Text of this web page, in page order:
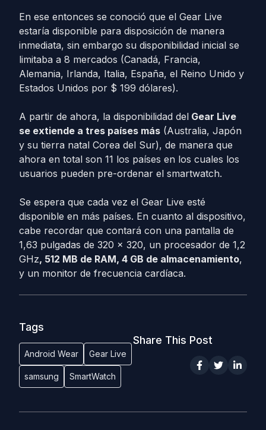
En ese entonces se conoció que el Gear Live
estaría disponible para disposición de manera
inmediata, sin embargo su disponibilidad inicial se
limitaba a 8 mercados (Canadá, Francia,
Alemania, Irlanda, Italia, España, el Reino Unido y
Estados Unidos por $ 199 dólares).
A partir de ahora, la disponibilidad del Gear Live
se extiende a tres países más (Australia, Japón
y su tierra natal Corea del Sur), de manera que
ahora en total son 11 los países en los cuales los
usuarios pueden pre-ordenar el smartwatch.
Se espera que cada vez el Gear Live esté
disponible en más países. En cuanto al dispositivo,
cabe recordar que contará con una pantalla de
1,63 pulgadas de 320 × 320, un procesador de 1,2
GHz, 512 MB ​​de RAM, 4 GB de almacenamiento,
y un monitor de frecuencia cardíaca.
Tags
Android Wear Gear Live
samsung SmartWatch
Share This Post